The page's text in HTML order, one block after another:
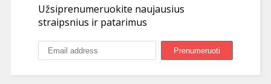
Užsiprenumeruokite naujausius
straipsnius ir patarimus